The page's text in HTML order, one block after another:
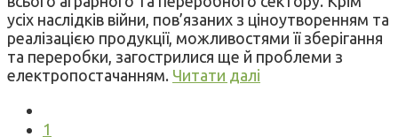
усіх наслідків війни, пов’язаних з ціноутворенням та
реалізацією продукції, можливостями її зберігання
та переробки, загострилися ще й проблеми з
електропостачанням. Читати далі
1